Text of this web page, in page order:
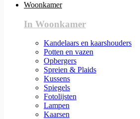
Woonkamer
In Woonkamer
Kandelaars en kaarshouders
Potten en vazen
Opbergers
Spreien & Plaids
Kussens
Spiegels
Fotolijsten
Lampen
Kaarsen